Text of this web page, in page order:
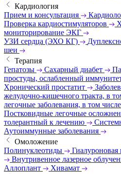
Кардиология
Прием и консультация
Проверка кардиостимуляторов
мониторирование ЭКГ
УЗИ сердца (ЭХО КГ)
шеи
Терапия
Гепатозы
Сахарный диабет
простуды, ослабленный
Хронический простатит
желудочно-кишечного тракта, в
легочные заболевания, в том
Постковидные легочные
толерантный к лечению
Аутоиммунные заболевания
Омоложение
Полинуклеотиды
Гиалуроновая
Внутривенное лазерное
Аллоплант
Хивамат